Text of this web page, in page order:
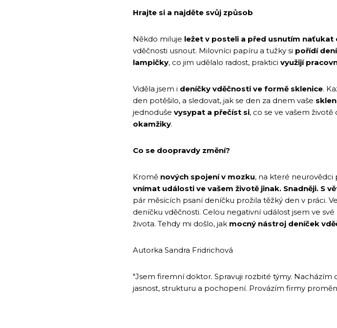
Hrajte si a najděte svůj způsob
Někdo miluje ležet v posteli a před usnutím naťukat
vděčnosti usnout. Milovníci papíru a tužky si pořídí
lampičky, co jim udělalo radost, praktici využijí
Viděla jsem i deníčky vděčnosti ve formě sklenice.
den potěšilo, a sledovat, jak se den za dnem vaše
jednoduše vysypat a přečíst si, co se ve vašem životě
okamžiky.
Co se doopravdy změní?
Kromě nových spojení v mozku, na které neurovědci
vnímat události ve vašem životě jinak. Snadněji. S
pár měsících psaní deníčku prožila těžký den v práci.
deníčku vděčnosti. Celou negativní událost jsem ve
života. Tehdy mi došlo, jak mocný nástroj deníček
Autorka Sandra Fridrichová
"Jsem firemní doktor. Spravuji rozbité týmy.
jasnost, strukturu a pochopení. Provázím firmy